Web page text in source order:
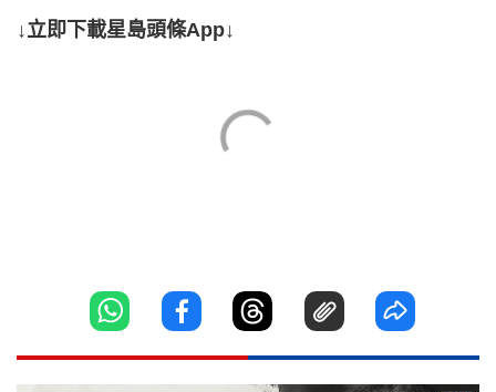
↓立即下載星島頭條App↓